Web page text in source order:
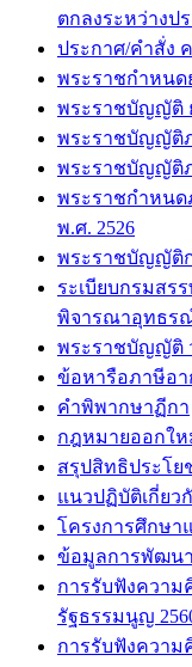
ตกลงระหว่างป
ประกาศ/คำสั่ง
พระราชกำหนด
พระราชบัญญัติ ย
พระราชบัญญัติภ
พระราชบัญญัติ
พระราชกำหนด
พ.ศ. 2526
พระราชบัญญัติก
ระเบียบกรมสร
พิจารณาอุทธรณ์
พระราชบัญญัติ
ข้อหารือภาษีอา
คำพิพากษาฏีกา
กฎหมายออกให
สรุปสิทธิประโ
แนวปฏิบัติเกี่ยว
โครงการศึกษ
ข้อมูลการพัฒน
การรับฟังความ
รัฐธรรมนูญ
การรับฟังความ